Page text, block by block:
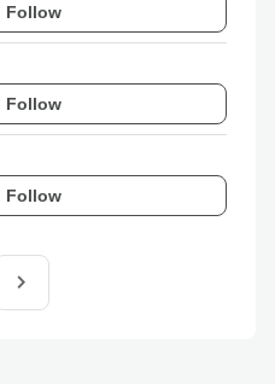
Follow
Follow
Follow
navigate_next